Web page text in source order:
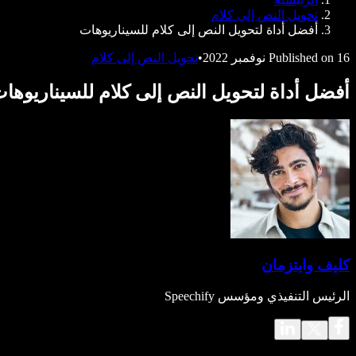
Speechify للمطورين
تحويل النص إلى كلام
أفضل أداة لتحويل النص إلى كلام للسيناريوهات
Published on 16 نوفمبر 2022 •تحويل النص إلى كلام
أفضل أداة لتحويل النص إلى كلام
كليف وايتزمان
الرئيس التنفيذي ومؤسس Speechify